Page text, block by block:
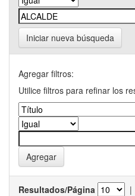
Iniciar nueva búsqueda
Agregar filtros:
Utilice filtros para refinar los
Resultados/Página |